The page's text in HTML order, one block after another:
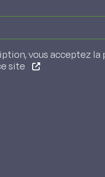
vous acceptez la
site